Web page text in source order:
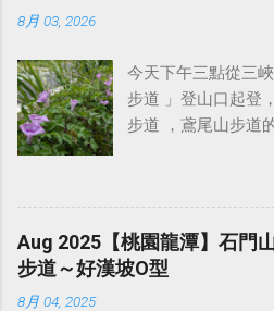
晉時期就建有王母
麓環山路東首，古
池」。三國魏曹植
名言：「人固有一
神文化的滲透和渲
被稱為「 五嶽之首
栗泰安溫泉旁的「
山）」、「橫龍山
據的態勢，故有「
星 中，我認為 橫龍
產業道路 開到底
常壯觀的雲海景觀
古道 的登山口，那
說著嘲諷、看不起
人智慧才是最高級
用 AI 來解決一些問
這種話（ AI 給的
啦，啊你不會用、
就是你們只能在旁
而已啦！ ），不然
8月 03, 2026
今天下午三點從三
步道 」登山口起登
步道 ，鳶尾山步道
建議將車輛停在外
如果是騎機車，快
幾處小空曠處可停
20～30分鐘步程，
公尺的 福德坑山東
Aug 2025【桃園龍潭】石門
步道～好漢坡O型
8月 04, 2025